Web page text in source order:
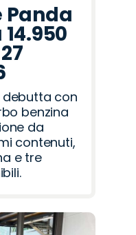
Panda
debutta con
benzina
da
contenuti,
e tre